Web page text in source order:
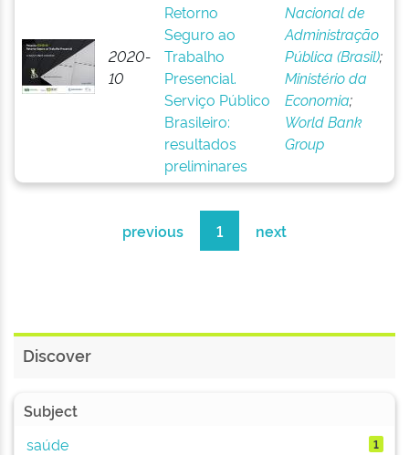
2020-
10
Retorno
Seguro ao
Trabalho
Presencial.
Serviço Público
Brasileiro:
resultados
preliminares
Nacional de
Administração
Pública (Brasil);
Ministério da
Economia;
World Bank
Group
previous 1 next
Discover
Subject
saúde
1